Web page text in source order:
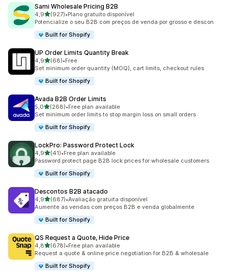
Sami Wholesale Pricing B2B
4,9de 5 estrelas
(927)
927 total de avaliações
•Plano gratuito disponível
Potencialize o seu B2B com preços de venda por grosso e descon
Built for Shopify
UP Order Limits Quantity Break
4,9de 5 estrelas
(68)
68 total de avaliações
•Free
Set minimum order quantity (MOQ), cart limits, checkout rules
Built for Shopify
Avada B2B Order Limits
5,0de 5 estrelas
(268)
268 total de avaliações
•Free plan available
Set minimum order limits to stop margin loss on small orders
Built for Shopify
LockPro: Password Protect Lock
4,9de 5 estrelas
(41)
41 total de avaliações
•Free plan available
Password protect page B2B lock prices for wholesale customers
Built for Shopify
Descontos B2B atacado
4,9de 5 estrelas
(687)
687 total de avaliações
•Avaliação gratuita disponível
Aumente as vendas com preços B2B e venda globalmente
Built for Shopify
QS Request a Quote, Hide Price
4,8de 5 estrelas
(678)
678 total de avaliações
•Free plan available
Request a quote & online price negotiation for B2B & wholesale
Built for Shopify